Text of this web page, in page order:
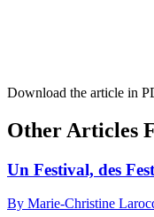
Download the article in
Other Articles
Un Festival, des
By Marie-Christine